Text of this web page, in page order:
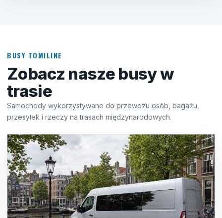
BUSY TOMILINE
Zobacz nasze busy w
trasie
Samochody wykorzystywane do przewozu osób, bagażu,
przesyłek i rzeczy na trasach międzynarodowych.